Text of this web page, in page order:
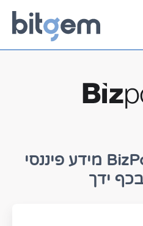
אפליקציית BizPortal מידע פיננסי
ידך